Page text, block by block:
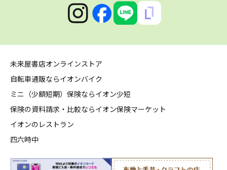
未来屋書店オンラインストア
自転車通販ならイオンバイク
ミニ（少額短期）保険ならイオン少短
保険の資料請求・比較ならイオン保険マーケット
イオンのレストラン
四六時中